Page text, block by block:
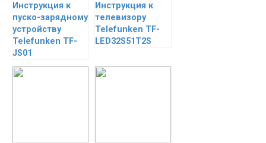
Инструкция к
пуско-зарядному
устройству
Telefunken TF-
JS01
Инструкция к
телевизору
Telefunken TF-
LED32S51T2S